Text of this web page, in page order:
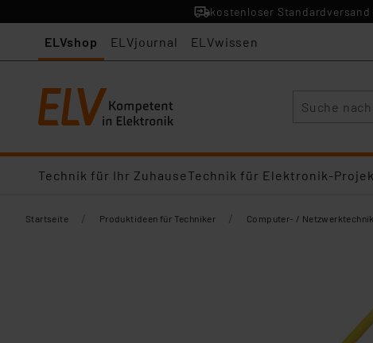
kostenloser Standardversand
ELVshop ELVjournal ELVwissen
Technik für Ihr ZuhauseTechnik für Elektronik-
Startseite / Produktideen für Techniker / Computer- / Netzwerktechnik